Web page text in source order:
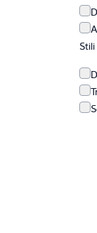
Stili